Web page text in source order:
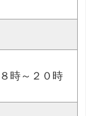
時～２０時